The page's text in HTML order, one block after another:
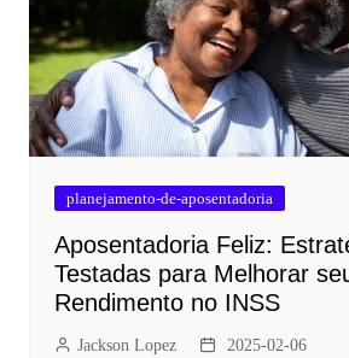
planejamento-de-aposentadoria
Aposentadoria Feliz:
Testadas para Melhorar
Rendimento no INSS
Jackson Lopez 2025-02-06